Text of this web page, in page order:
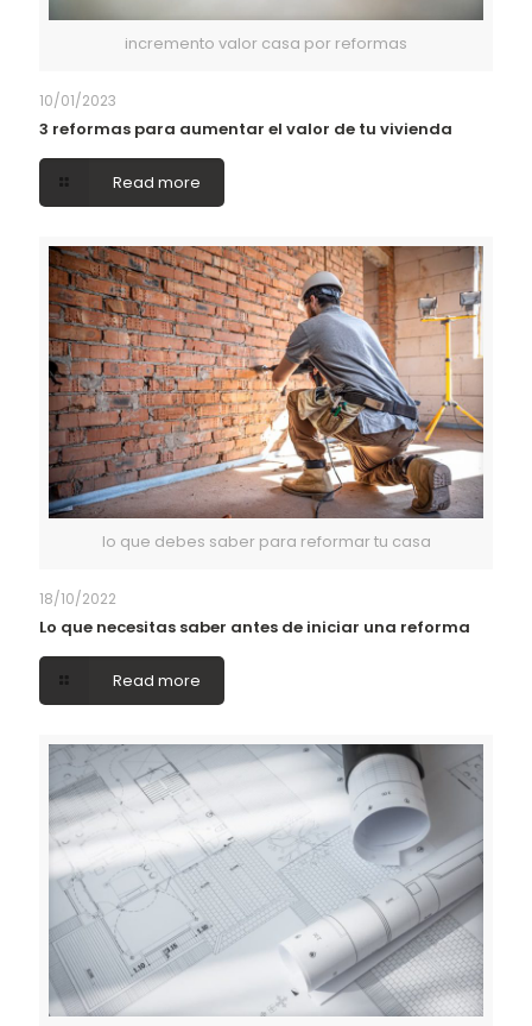
incremento valor casa por reformas
10/01/2023
3 reformas para aumentar el valor de tu vivienda
Read more
lo que debes saber para reformar tu casa
18/10/2022
Lo que necesitas saber antes de iniciar una reforma
Read more